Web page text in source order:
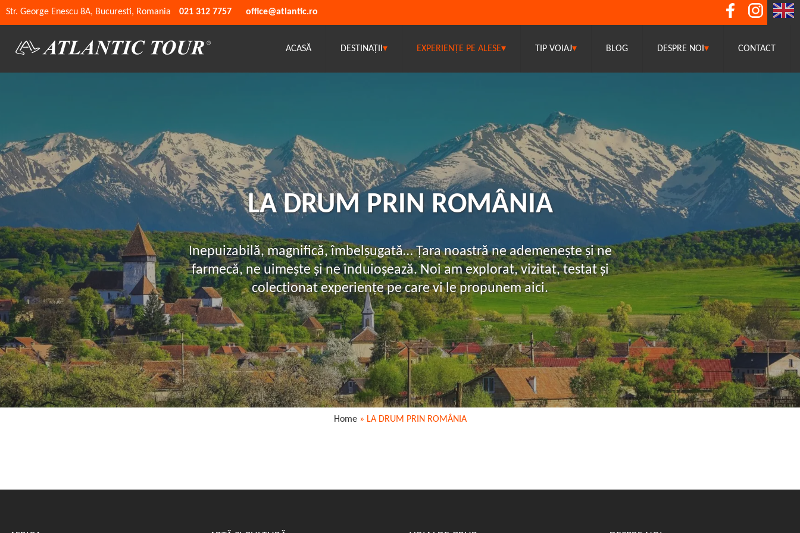
ACASĂ DESTINAȚII ▾ EXPERIENȚE PE ALESE▾ TIP VOIAJ▾ BLOG DESPRE NOI ▾ CONTACT
LA DRUM PRIN ROMÂNIA
Inepuizabilă, magnifică, îmbelșugată… Țara noastră ne ademenește și ne
farmecă, ne uimește și ne înduioșează. Noi am explorat, vizitat, testat și
colecționat experiențe pe care vi le propunem aici.
Home» LA DRUM PRIN ROMÂNIA
Str. George Enescu 8A, Bucuresti, Romania 021 312 7757 office@atlantic.ro